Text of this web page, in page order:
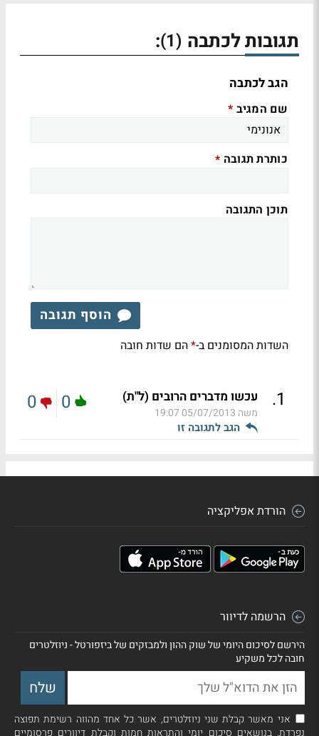
תגובות לכתבה (1)
:
הגב לכתבה
שם המגיב *
כותרת תגובה *
תוכן התגובה
הוסף תגובה
השדות המסומנים ב-*הם שדות חובה
1
. עכשו מדברים הרובים (ל"ת)
משה 05/07/2013 19:07
הגב לתגובה זו
0
0
הורדת אפליקציה
הרשמה לדיוור
הירשם לסיכום היומי של שוק ההון ולמבזקים של ביזפורטל - ניוזלטרים
חובה לכל משקיע
אני מאשר קבלת שני ניוזלטרים, אשר כל אחד מהווה רשימת תפוצה
נפרדת, בנושאים סיכום יומי והתראות חמות וקבלת דיוורים פרסומיים